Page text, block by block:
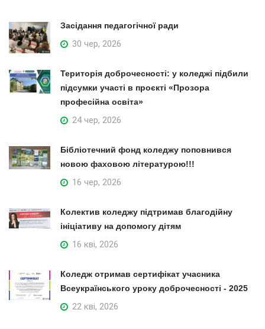
Засідання педагогічної ради
30 чер, 2026
Територія доброчесності: у коледжі підбили
підсумки участі в проєкті «Прозора
професійна освіта»
24 чер, 2026
Бібліотечний фонд коледжу поповнився
новою фаховою літературою!!!
16 чер, 2026
Колектив коледжу підтримав благодійну
ініціативу на допомогу дітям
16 кві, 2026
Коледж отримав сертифікат учасника
Всеукраїнського уроку доброчесності - 2025
22 кві, 2026